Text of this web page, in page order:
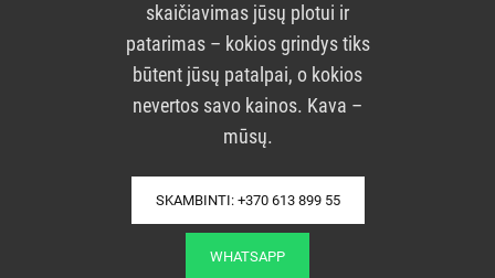
skaičiavimas jūsų plotui ir
patarimas – kokios grindys tiks
būtent jūsų patalpai, o kokios
nevertos savo kainos. Kava –
mūsų.
SKAMBINTI: +370 613 899 55
WHATSAPP